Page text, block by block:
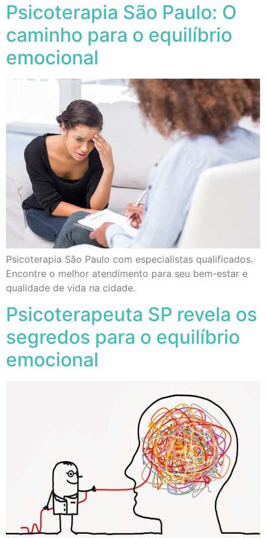
Psicoterapia São Paulo: O
caminho para o equilíbrio
emocional
Psicoterapia São Paulo com especialistas qualificados.
Encontre o melhor atendimento para seu bem-estar e
qualidade de vida na cidade.
Psicoterapeuta SP revela os
segredos para o equilíbrio
emocional